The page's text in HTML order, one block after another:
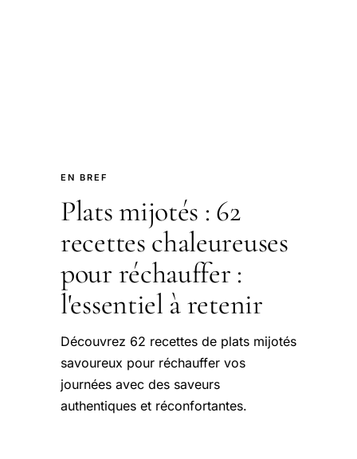
EN BREF
Plats mijotés : 62
recettes chaleureuses
pour réchauffer :
l'essentiel à retenir
Découvrez 62 recettes de plats mijotés
savoureux pour réchauffer vos
journées avec des saveurs
authentiques et réconfortantes.